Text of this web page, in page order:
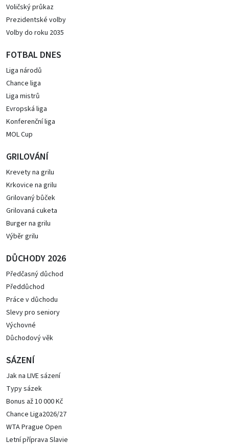
Voličský průkaz
Prezidentské volby
Volby do roku 2035
FOTBAL DNES
Liga národů
Chance liga
Liga mistrů
Evropská liga
Konferenční liga
MOL Cup
GRILOVÁNÍ
Krevety na grilu
Krkovice na grilu
Grilovaný bůček
Grilovaná cuketa
Burger na grilu
Výběr grilu
DŮCHODY 2026
Předčasný důchod
Předdůchod
Práce v důchodu
Slevy pro seniory
Výchovné
Důchodový věk
SÁZENÍ
Jak na LIVE sázení
Typy sázek
Bonus až 10 000 Kč
Chance Liga2026/27
WTA Prague Open
Letní příprava Slavie